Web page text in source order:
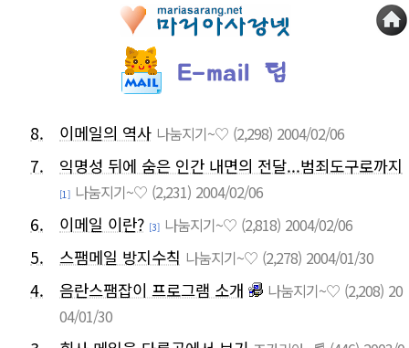
8. 이메일의 역사 나눔지기~♡ (2,298) 2004/02/06
7. 익명성 뒤에 숨은 인간 내면의 전달...범죄도구로까지
[1] 나눔지기~♡ (2,231) 2004/02/06
6. 이메일 이란? [3] 나눔지기~♡ (2,818) 2004/02/06
5. 스팸메일 방지수칙 나눔지기~♡ (2,278) 2004/01/30
4. 음란스팸잡이 프로그램 소개 나눔지기~♡ (2,208) 20
04/01/30